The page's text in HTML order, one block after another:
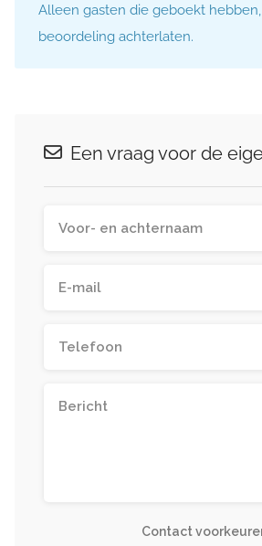
Alleen gasten die geboekt
beoordeling achterlaten.
Een vraag voor de
Contact